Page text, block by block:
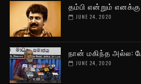
தம்பி என்றும் எனக்கு
JUNE 24, 2020
நான் மகிந்த அல்ல:
JUNE 24, 2020